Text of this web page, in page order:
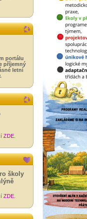
portálu
příjemný
letní
ZDE
školy
ZDE